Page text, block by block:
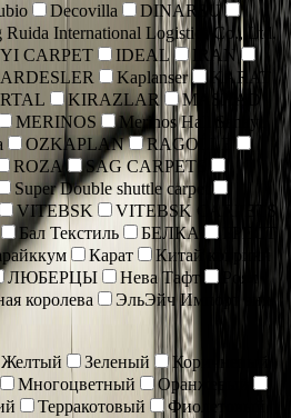
Decovilla
DINARSU
Ruida International Logistics Co., Ltd.
CARPET
IDEAL
IRAN
Kaplanser
KARAT
KIRAZLAR
MASHAD
MERINOS
Merinos Hall Sanayi
OZKAPLAN
RAGOLLE
ROZA
SAG CARPETS
Super Double shuttle carpet
VITEBSK
VITEBSK CARPETS
Бал Текстиль БЕЛКА
БРЕСТ
Карат
Китай коврики
ЛЮБЕРЦЫ Нева Тафт
Роял
королева
ЭльЭйч Импорт энд
Желтый Зеленый
Коричневый
Многоцветный
Оранжевый
Терракотовый
Фиолетовый